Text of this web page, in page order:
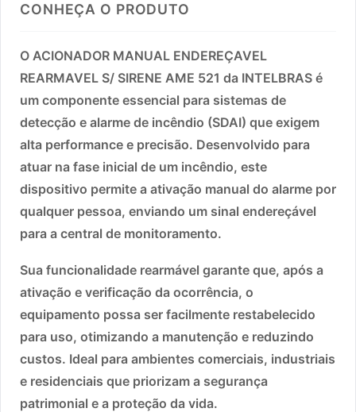
CONHEÇA O PRODUTO
O ACIONADOR MANUAL ENDEREÇAVEL
REARMAVEL S/ SIRENE AME 521 da INTELBRAS é
um componente essencial para sistemas de
detecção e alarme de incêndio (SDAI) que exigem
alta performance e precisão. Desenvolvido para
atuar na fase inicial de um incêndio, este
dispositivo permite a ativação manual do alarme por
qualquer pessoa, enviando um sinal endereçável
para a central de monitoramento.
Sua funcionalidade rearmável garante que, após a
ativação e verificação da ocorrência, o
equipamento possa ser facilmente restabelecido
para uso, otimizando a manutenção e reduzindo
custos. Ideal para ambientes comerciais, industriais
e residenciais que priorizam a segurança
patrimonial e a proteção da vida.